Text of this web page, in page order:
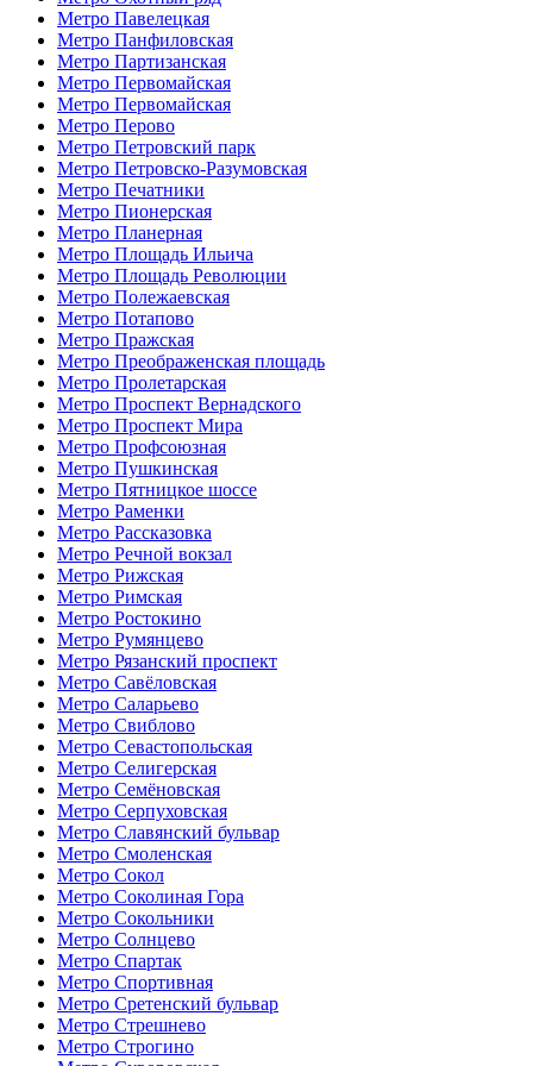
Метро Павелецкая
Метро Панфиловская
Метро Партизанская
Метро Первомайская
Метро Первомайская
Метро Перово
Метро Петровский парк
Метро Петровско-Разумовская
Метро Печатники
Метро Пионерская
Метро Планерная
Метро Площадь Ильича
Метро Площадь Революции
Метро Полежаевская
Метро Потапово
Метро Пражская
Метро Преображенская площадь
Метро Пролетарская
Метро Проспект Вернадского
Метро Проспект Мира
Метро Профсоюзная
Метро Пушкинская
Метро Пятницкое шоссе
Метро Раменки
Метро Рассказовка
Метро Речной вокзал
Метро Рижская
Метро Римская
Метро Ростокино
Метро Румянцево
Метро Рязанский проспект
Метро Савёловская
Метро Саларьево
Метро Свиблово
Метро Севастопольская
Метро Селигерская
Метро Семёновская
Метро Серпуховская
Метро Славянский бульвар
Метро Смоленская
Метро Сокол
Метро Соколиная Гора
Метро Сокольники
Метро Солнцево
Метро Спартак
Метро Спортивная
Метро Сретенский бульвар
Метро Стрешнево
Метро Строгино